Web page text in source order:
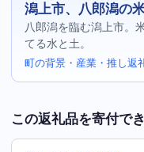
潟上市、八郎潟の
八郎潟を臨む潟上市。
てる水と土。
町の背景・産業・推し返
この返礼品を寄付で